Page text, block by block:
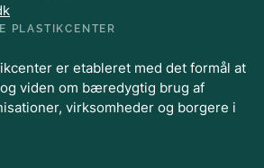
PLASTIKCENTER
er etableret med det formål at
viden om bæredygtig brug af
virksomheder og borgere i